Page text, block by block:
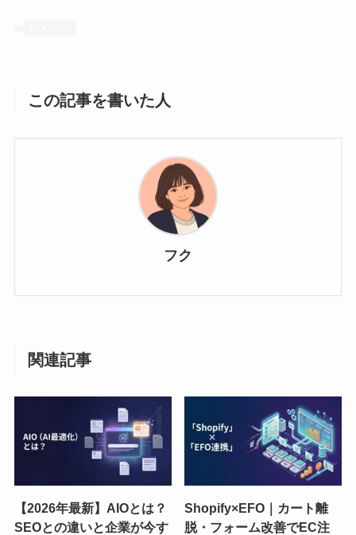
この記事を書いた人
フク
関連記事
【2026年最新】AIOとは？
SEOとの違いと企業が今す
Shopify×EFO｜カート離
脱・フォーム改善でEC注